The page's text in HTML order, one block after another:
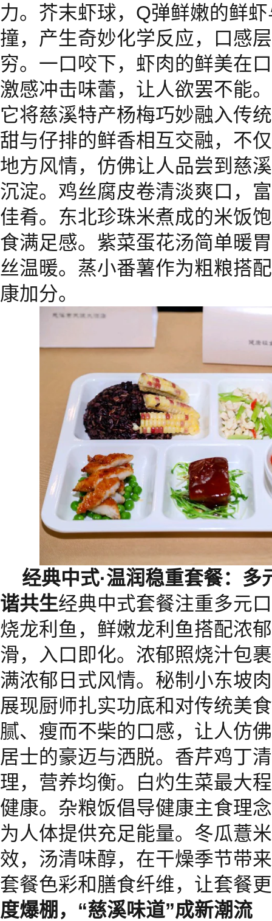
力。芥末虾球，Q弹鲜嫩的鲜
撞，产生奇妙化学反应，口感
穷。一口咬下，虾肉的鲜美在
激感冲击味蕾，让人欲罢不能
它将慈溪特产杨梅巧妙融入传
甜与仔排的鲜香相互交融，不
地方风情，仿佛让人品尝到慈
沉淀。鸡丝腐皮卷清淡爽口，
佳肴。东北珍珠米煮成的米饭
食满足感。紫菜蛋花汤简单暖
丝温暖。蒸小番薯作为粗粮搭
康加分。
经典中式·温润稳重套餐：多
谐共生经典中式套餐注重多元
烧龙利鱼，鲜嫩龙利鱼搭配浓
滑，入口即化。浓郁照烧汁包
满浓郁日式风情。秘制小东坡
展现厨师扎实功底和对传统美
腻、瘦而不柴的口感，让人仿
居士的豪迈与洒脱。香芹鸡丁
理，营养均衡。白灼生菜最大
健康。杂粮饭倡导健康主食理
为人体提供充足能量。冬瓜薏
效，汤清味醇，在干燥季节带
套餐色彩和膳食纤维，让套餐
度爆棚，“慈溪味道”成新潮流